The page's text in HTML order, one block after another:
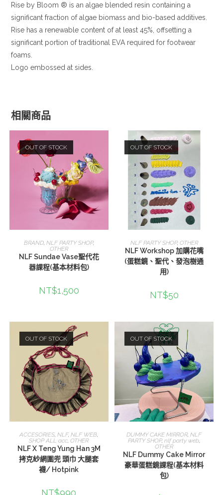
Rise by Bloom ® is an algae blended resin containing a
significant fraction of algae biomass and bio-based additives.
Rise has a renewable content of at least 45%, offsetting a
significant portion of traditional EVA required for footwear
foams.
Logo embossed at sides.
相關商品
OUT OF STOCK
查看內容
BRAND, NLF PARTY SHOP,
OTHER
NLF Sundae Vase聖代花
器課程(基本材料包)
NT$1,500
OUT OF STOCK
選擇規格
NLF PARTY SHOP, OTHER
NLF Workshop 加購花嘴
(蛋糕鏡、聖代、發泡樹通
用)
NT$50
OUT OF STOCK
查看內容
ACCESORIES ,NLF,NLF WEB
SHOP ALL acc ,OTHER
NLF X Teng Yung Han 3M
拷克紗網圍兜 頭巾 大腿套
襪/ Hotpink
NT$990
OUT OF STOCK
查看內容
DUMMY CAKE MIRROR,NLF
PARTY SHOP,nlf party web
OTHER
NLF Dummy Cake Mirror
豪華蛋糕鏡課程(基本材料
包)